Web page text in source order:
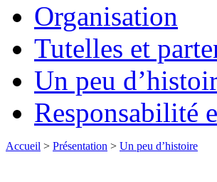
Organisation
Tutelles et
Un peu
Responsabilité
Accueil > Présentation > Un peu d’histoire